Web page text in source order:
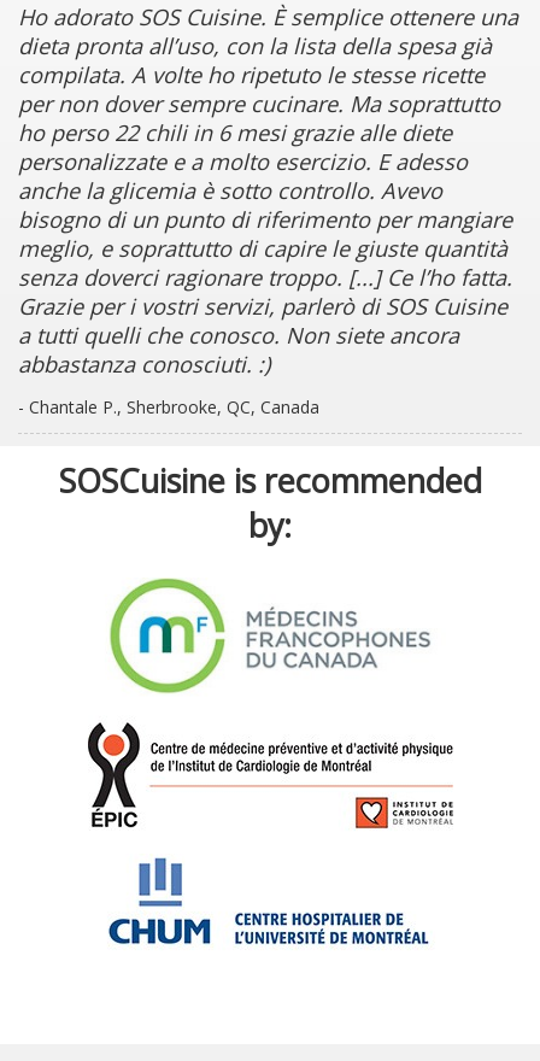
Ho adorato SOS Cuisine. È semplice ottenere una
dieta pronta all’uso, con la lista della spesa già
compilata. A volte ho ripetuto le stesse ricette
per non dover sempre cucinare. Ma soprattutto
ho perso 22 chili in 6 mesi grazie alle diete
personalizzate e a molto esercizio. E adesso
anche la glicemia è sotto controllo. Avevo
bisogno di un punto di riferimento per mangiare
meglio, e soprattutto di capire le giuste quantità
senza doverci ragionare troppo. [...] Ce l’ho fatta.
Grazie per i vostri servizi, parlerò di SOS Cuisine
a tutti quelli che conosco. Non siete ancora
abbastanza conosciuti. :)
- Chantale P., Sherbrooke, QC, Canada
SOSCuisine is recommended
by: